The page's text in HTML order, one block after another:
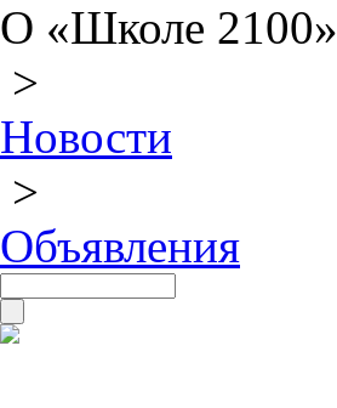
О «Школе 2100»
>
Новости
>
Объявления